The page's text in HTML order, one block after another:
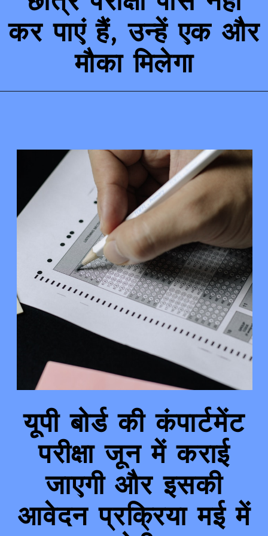
कर पाएं हैं, उन्हें एक और
मौका मिलेगा
यूपी बोर्ड की कंपार्टमेंट
परीक्षा जून में कराई
जाएगी और इसकी
आवेदन प्रक्रिया मई में